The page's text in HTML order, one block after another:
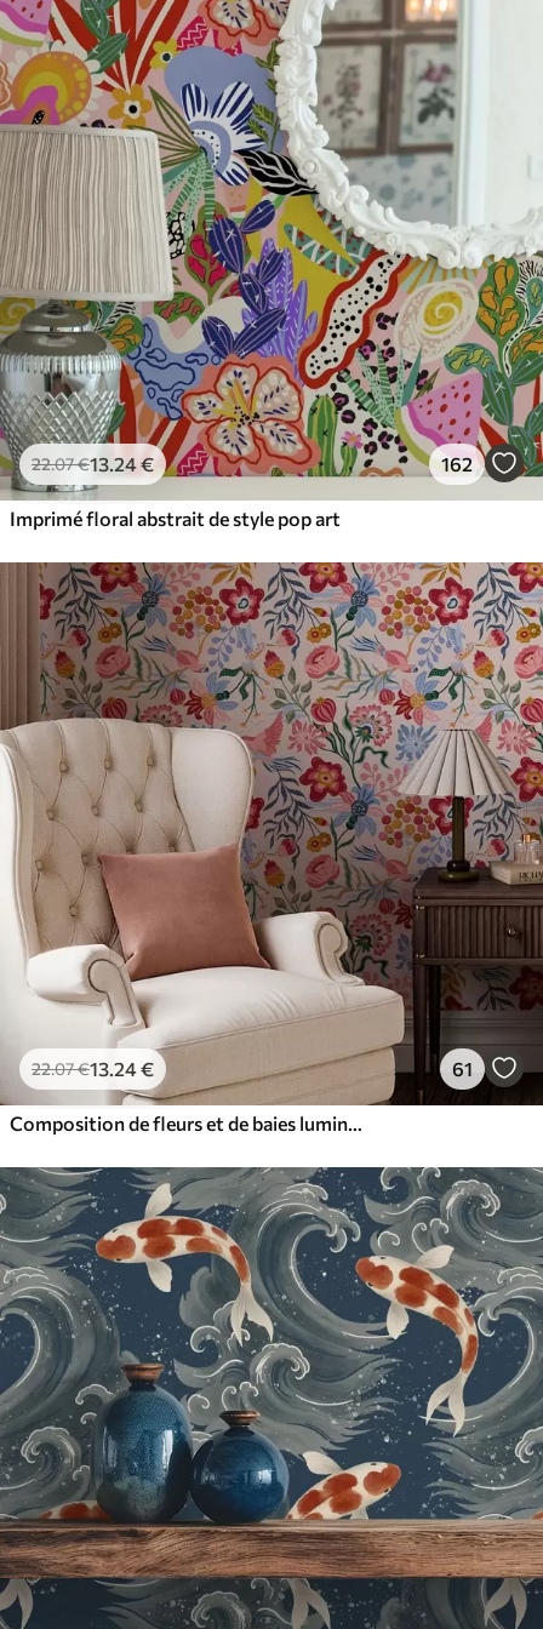
65.0039.00 €/m²
22.07€13.24€ 162
Imprimé floral abstrait de style pop art
22.07€13.24€ 61
Composition de fleurs et de baies lumineuses avec des perroquets